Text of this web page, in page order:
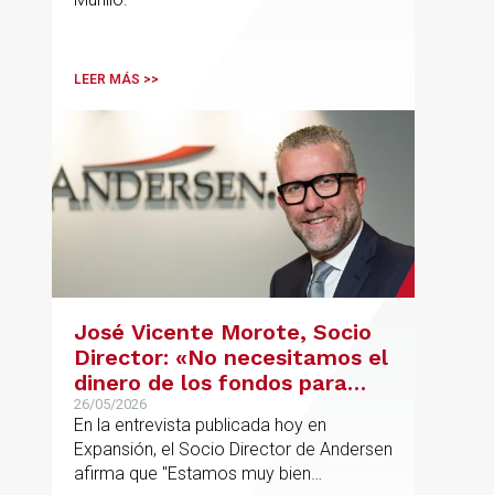
LEER MÁS >>
José Vicente Morote, Socio
Director: «No necesitamos el
dinero de los fondos para
desarrollar nuestro
proyecto»
26/05/2026
En la entrevista publicada hoy en
Expansión, el Socio Director de Andersen
afirma que "Estamos muy bien